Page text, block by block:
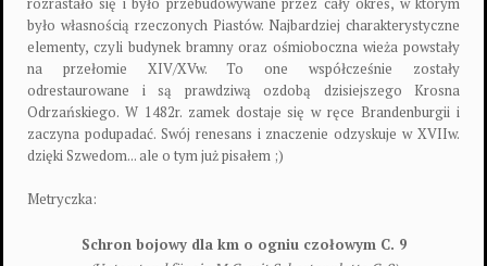
było własnością rzeczonych Piastów. Najbardziej charakterystyczne
elementy, czyli budynek bramny oraz ośmioboczna wieża powstały
na przełomie XIV/XVw. To one współcześnie zostały
odrestaurowane i są prawdziwą ozdobą dzisiejszego Krosna
Odrzańskiego. W 1482r. zamek dostaje się w ręce Brandenburgii i
zaczyna podupadać. Swój renesans i znaczenie odzyskuje w XVIIw.
dzięki Szwedom... ale o tym już pisałem ;)
Metryczka:
Schron bojowy dla km o ogniu czołowym C. 9